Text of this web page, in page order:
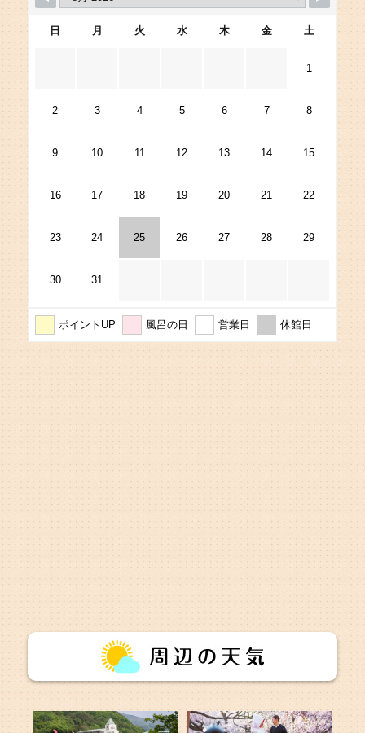
日 月 火 水 木 金 土
1
2 3 4 5 6 7 8
9 10 11 12 13 14 15
16 17 18 19 20 21 22
23 24 25 26 27 28 29
30 31
ポイントUP 風呂の日 営業日 休館日